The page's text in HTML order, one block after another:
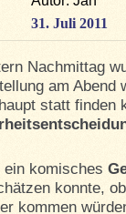
31. Juli 2011
Nachmittag
am Abend
statt finden
ein komisches
konnte,
kommen